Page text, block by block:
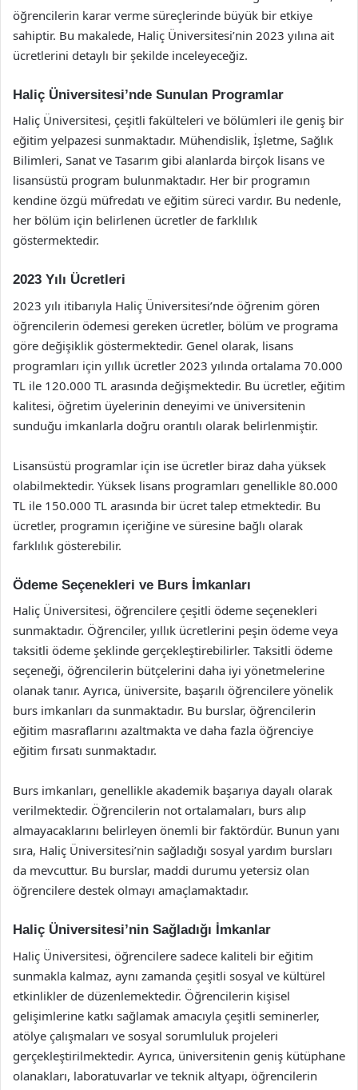
öğrencilerin karar verme süreçlerinde büyük bir etkiye
sahiptir. Bu makalede, Haliç Üniversitesi’nin 2023 yılına ait
ücretlerini detaylı bir şekilde inceleyeceğiz.
Haliç Üniversitesi’nde Sunulan Programlar
Haliç Üniversitesi, çeşitli fakülteleri ve bölümleri ile geniş bir
eğitim yelpazesi sunmaktadır. Mühendislik, İşletme, Sağlık
Bilimleri, Sanat ve Tasarım gibi alanlarda birçok lisans ve
lisansüstü program bulunmaktadır. Her bir programın
kendine özgü müfredatı ve eğitim süreci vardır. Bu nedenle,
her bölüm için belirlenen ücretler de farklılık
göstermektedir.
2023 Yılı Ücretleri
2023 yılı itibarıyla Haliç Üniversitesi’nde öğrenim gören
öğrencilerin ödemesi gereken ücretler, bölüm ve programa
göre değişiklik göstermektedir. Genel olarak, lisans
programları için yıllık ücretler 2023 yılında ortalama 70.000
TL ile 120.000 TL arasında değişmektedir. Bu ücretler, eğitim
kalitesi, öğretim üyelerinin deneyimi ve üniversitenin
sunduğu imkanlarla doğru orantılı olarak belirlenmiştir.
Lisansüstü programlar için ise ücretler biraz daha yüksek
olabilmektedir. Yüksek lisans programları genellikle 80.000
TL ile 150.000 TL arasında bir ücret talep etmektedir. Bu
ücretler, programın içeriğine ve süresine bağlı olarak
farklılık gösterebilir.
Ödeme Seçenekleri ve Burs İmkanları
Haliç Üniversitesi, öğrencilere çeşitli ödeme seçenekleri
sunmaktadır. Öğrenciler, yıllık ücretlerini peşin ödeme veya
taksitli ödeme şeklinde gerçekleştirebilirler. Taksitli ödeme
seçeneği, öğrencilerin bütçelerini daha iyi yönetmelerine
olanak tanır. Ayrıca, üniversite, başarılı öğrencilere yönelik
burs imkanları da sunmaktadır. Bu burslar, öğrencilerin
eğitim masraflarını azaltmakta ve daha fazla öğrenciye
eğitim fırsatı sunmaktadır.
Burs imkanları, genellikle akademik başarıya dayalı olarak
verilmektedir. Öğrencilerin not ortalamaları, burs alıp
almayacaklarını belirleyen önemli bir faktördür. Bunun yanı
sıra, Haliç Üniversitesi’nin sağladığı sosyal yardım bursları
da mevcuttur. Bu burslar, maddi durumu yetersiz olan
öğrencilere destek olmayı amaçlamaktadır.
Haliç Üniversitesi’nin Sağladığı İmkanlar
Haliç Üniversitesi, öğrencilere sadece kaliteli bir eğitim
sunmakla kalmaz, aynı zamanda çeşitli sosyal ve kültürel
etkinlikler de düzenlemektedir. Öğrencilerin kişisel
gelişimlerine katkı sağlamak amacıyla çeşitli seminerler,
atölye çalışmaları ve sosyal sorumluluk projeleri
gerçekleştirilmektedir. Ayrıca, üniversitenin geniş kütüphane
olanakları, laboratuvarlar ve teknik altyapı, öğrencilerin